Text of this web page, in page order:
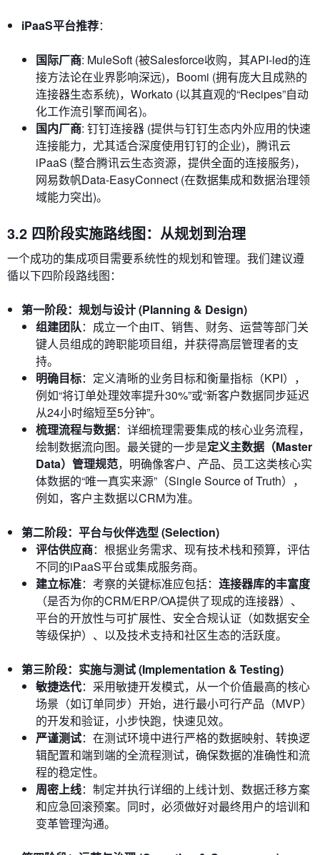
iPaaS平台推荐：
国际厂商: MuleSoft (被Salesforce收购，其API-led的连
接方法论在业界影响深远)，Boomi (拥有庞大且成熟的
连接器生态系统)，Workato (以其直观的“Recipes”自动
化工作流引擎而闻名)。
国内厂商: 钉钉连接器 (提供与钉钉生态内外应用的快速
连接能力，尤其适合深度使用钉钉的企业)，腾讯云
iPaaS (整合腾讯云生态资源，提供全面的连接服务)，
网易数帆Data-EasyConnect (在数据集成和数据治理领
域能力突出)。
3.2 四阶段实施路线图：从规划到治理
一个成功的集成项目需要系统性的规划和管理。我们建议遵
循以下四阶段路线图：
第一阶段：规划与设计 (Planning & Design)
组建团队：成立一个由IT、销售、财务、运营等部门关
键人员组成的跨职能项目组，并获得高层管理者的支
持。
明确目标：定义清晰的业务目标和衡量指标（KPI），
例如“将订单处理效率提升30%”或“新客户数据同步延迟
从24小时缩短至5分钟”。
梳理流程与数据：详细梳理需要集成的核心业务流程，
绘制数据流向图。最关键的一步是定义主数据（Master
Data）管理规范，明确像客户、产品、员工这类核心实
体数据的“唯一真实来源”（Single Source of Truth），
例如，客户主数据以CRM为准。
第二阶段：平台与伙伴选型 (Selection)
评估供应商：根据业务需求、现有技术栈和预算，评估
不同的iPaaS平台或集成服务商。
建立标准：考察的关键标准应包括： 连接器库的丰富度
（是否为你的CRM/ERP/OA提供了现成的连接器）、
平台的开放性与可扩展性、安全合规认证（如数据安全
等级保护）、以及技术支持和社区生态的活跃度。
第三阶段：实施与测试 (Implementation & Testing)
敏捷迭代：采用敏捷开发模式，从一个价值最高的核心
场景（如订单同步）开始，进行最小可行产品（MVP）
的开发和验证，小步快跑，快速见效。
严谨测试：在测试环境中进行严格的数据映射、转换逻
辑配置和端到端的全流程测试，确保数据的准确性和流
程的稳定性。
周密上线：制定并执行详细的上线计划、数据迁移方案
和应急回滚预案。同时，必须做好对最终用户的培训和
变革管理沟通。